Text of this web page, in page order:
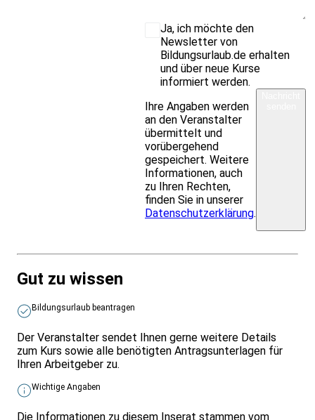
Ja, ich möchte den
Newsletter von
Bildungsurlaub.de erhalten
und über neue Kurse
informiert werden.
Ihre Angaben werden
an den Veranstalter
übermittelt und
vorübergehend
gespeichert. Weitere
Informationen, auch
zu Ihren Rechten,
finden Sie in unserer
Datenschutzerklärung.
Gut zu wissen
Bildungsurlaub beantragen
Der Veranstalter sendet Ihnen gerne weitere Details
zum Kurs sowie alle benötigten Antragsunterlagen für
Ihren Arbeitgeber zu.
Wichtige Angaben
Die Informationen zu diesem Inserat stammen vom